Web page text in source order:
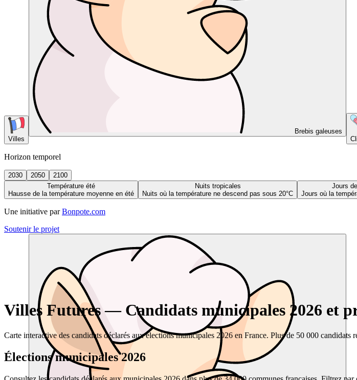
Villes
Brebis galeuses
Horizon temporel
2030 2050
2100
Température été
Hausse de la température moyenne en été
Nuits tropicales
Nuits où la température ne descend pas sous 20°C
Jours
Jours où la
Une initiative par Bonpote.com
Soutenir le projet
Villes Futures — Candidats municipales 2026 et
Carte interactive des candidats déclarés aux élections municipales 2026 en France. Plus de 50 000 candidats
Élections municipales 2026